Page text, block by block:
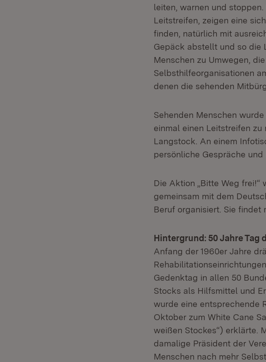
leiten, warnen und
Leitstreifen, zeigen eine
finden, natürlich mit
Gepäck abstellt und so die
Menschen zu Umwegen,
Selbsthilfeorganisationen
denen die sehenden
Sehenden Menschen
einmal einen Leitstreifen
Langstock. An einem
persönliche Gespräche und
Die Aktion „Bitte Weg
gemeinsam mit dem
Beruf organisiert. Sie findet
Hintergrund: 50 Jahre Tag
Anfang der 1960er Jahre
Gedenktag in allen 50
Stocks als Hilfsmittel und
wurde eine entsprechende
Oktober zum White Cane
weißen Stockes“) erklärte.
damalige Präsident der
Menschen nach mehr